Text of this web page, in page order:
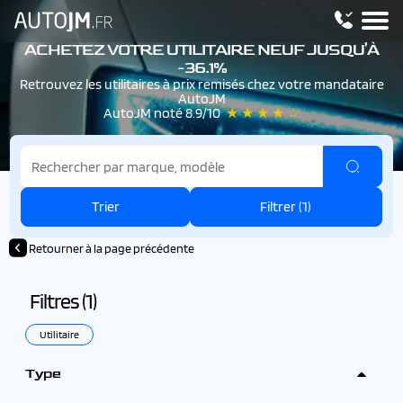
ACHETEZ VOTRE UTILITAIRE NEUF JUSQU'À
-36.1%
Retrouvez les utilitaires à prix remisés chez votre mandataire
AutoJM
AutoJM noté 8.9/10★ ★ ★ ★ ☆
Trier Filtrer (1)
Retourner à la page précédente
Filtres (1)
Utilitaire
Type